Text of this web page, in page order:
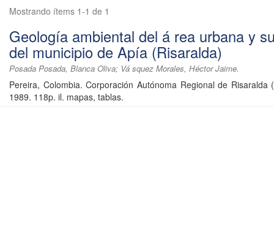
Mostrando ítems 1-1 de 1
Geología ambiental del á rea urbana y
del municipio de Apía (Risaralda)
Posada Posada, Blanca Oliva; Vá squez Morales, Héctor Jaime.
Pereira, Colombia. Corporación Autónoma Regional de Risaralda
1989. 118p. il. mapas, tablas.